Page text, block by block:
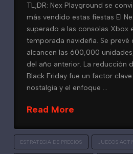
TL;DR: Nex Playground se
más vendido estas fiestas El
superado a las consolas Xbox
temporada navideña. Se prevé
alcancen las 600,000
del año anterior. La reducción
Black Friday fue un factor
nostalgia y el enfoque …
Read More
ESTRATEGIA DE PRECIOS JUEGOS